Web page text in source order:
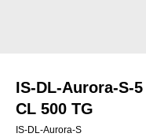
IS-DL-Aurora-S-
CL 500 TG
IS-DL-Aurora-S